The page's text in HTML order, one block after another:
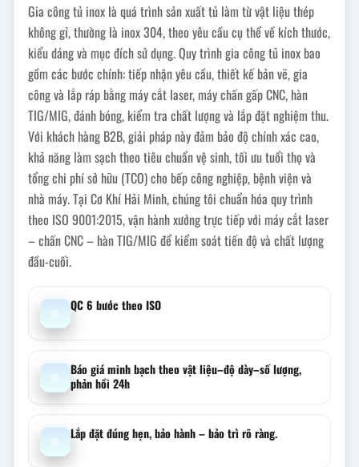
Gia công tủ inox là quá trình sản xuất tủ làm từ vật liệu thép
không gỉ, thường là inox 304, theo yêu cầu cụ thể về kích thước,
kiểu dáng và mục đích sử dụng. Quy trình gia công tủ inox bao
gồm các bước chính: tiếp nhận yêu cầu, thiết kế bản vẽ, gia
công và lắp ráp bằng máy cắt laser, máy chấn gấp CNC, hàn
TIG/MIG, đánh bóng, kiểm tra chất lượng và lắp đặt nghiệm thu.
Với khách hàng B2B, giải pháp này đảm bảo độ chính xác cao,
khả năng làm sạch theo tiêu chuẩn vệ sinh, tối ưu tuổi thọ và
tổng chi phí sở hữu (TCO) cho bếp công nghiệp, bệnh viện và
nhà máy. Tại Cơ Khí Hải Minh, chúng tôi chuẩn hóa quy trình
theo ISO 9001:2015, vận hành xưởng trực tiếp với máy cắt laser
– chấn CNC – hàn TIG/MIG để kiểm soát tiến độ và chất lượng
đầu-cuối.
QC 6 bước theo ISO
Báo giá minh bạch theo vật liệu–độ dày–số lượng,
phản hồi 24h
Lắp đặt đúng hẹn, bảo hành – bảo trì rõ ràng.